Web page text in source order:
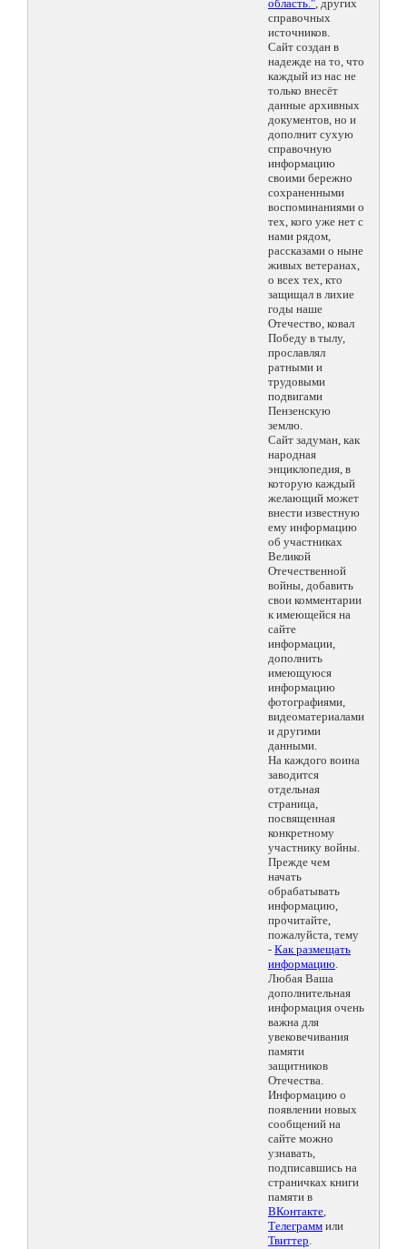
область.", других
справочных
источников.
Сайт создан в
надежде на то, что
каждый из нас не
только внесёт
данные архивных
документов, но и
дополнит сухую
справочную
информацию
своими бережно
сохраненными
воспоминаниями о
тех, кого уже нет с
нами рядом,
рассказами о ныне
живых ветеранах,
о всех тех, кто
защищал в лихие
годы наше
Отечество, ковал
Победу в тылу,
прославлял
ратными и
трудовыми
подвигами
Пензенскую
землю.
Сайт задуман, как
народная
энциклопедия, в
которую каждый
желающий может
внести известную
ему информацию
об участниках
Великой
Отечественной
войны, добавить
свои комментарии
к имеющейся на
сайте
информации,
дополнить
имеющуюся
информацию
фотографиями,
видеоматериалами
и другими
данными.
На каждого воина
заводится
отдельная
страница,
посвященная
конкретному
участнику войны.
Прежде чем
начать
обрабатывать
информацию,
прочитайте,
пожалуйста, тему
- Как размещать
информацию.
Любая Ваша
дополнительная
информация очень
важна для
увековечивания
памяти
защитников
Отечества.
Информацию о
появлении новых
сообщений на
сайте можно
узнавать,
подписавшись на
страничках книги
памяти в
ВКонтакте,
Телеграмм или
Твиттер.